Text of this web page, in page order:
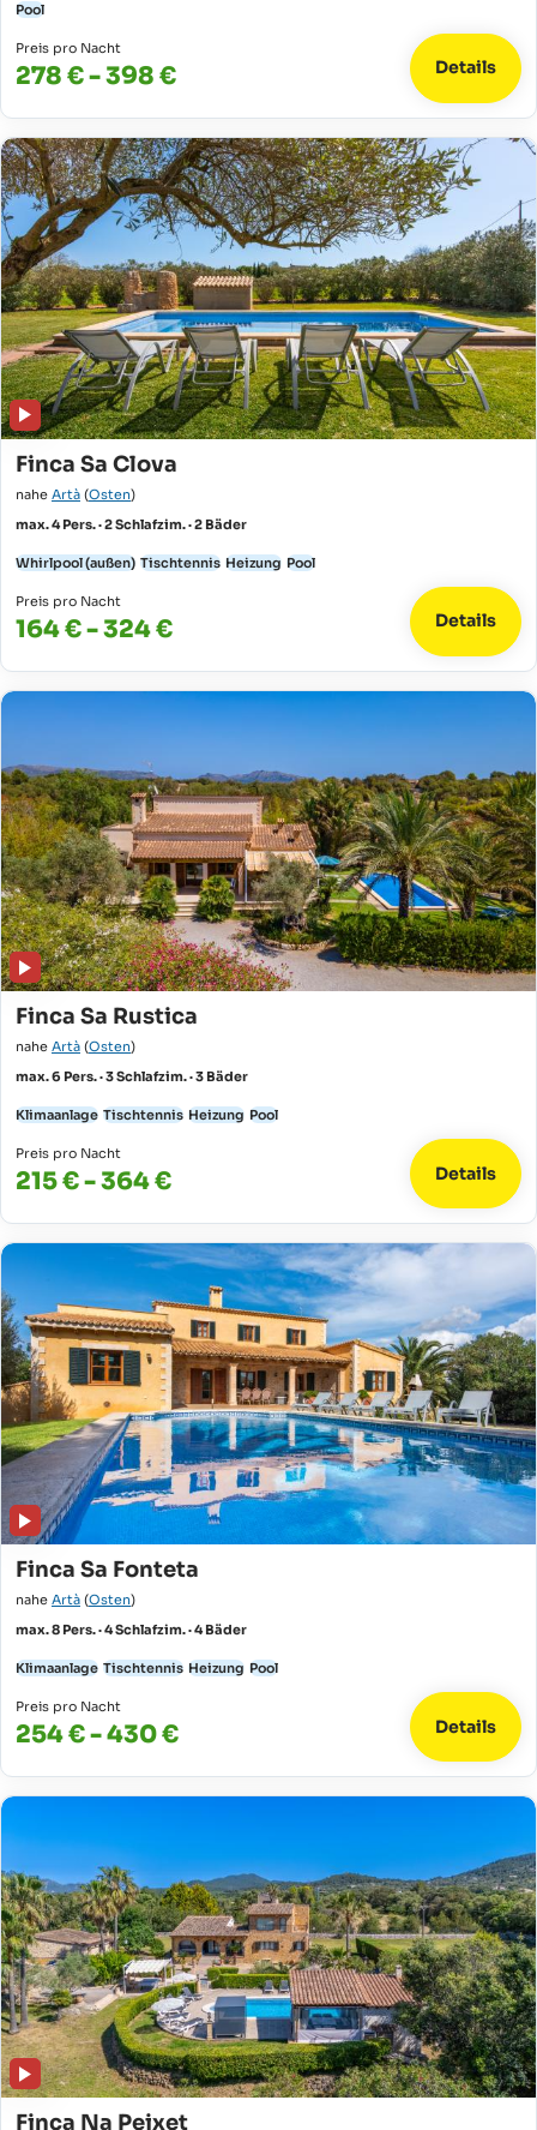
Pool
Preis pro Nacht
278 € - 398 € Details
Finca Sa Clova
nahe Artà (Osten)
max. 4 Pers. · 2 Schlafzim. · 2 Bäder
Whirlpool (außen) Tischtennis Heizung Pool
Preis pro Nacht
164 € - 324 € Details
Finca Sa Rustica
nahe Artà (Osten)
max. 6 Pers. · 3 Schlafzim. · 3 Bäder
Klimaanlage Tischtennis Heizung Pool
Preis pro Nacht
215 € - 364 € Details
Finca Sa Fonteta
nahe Artà (Osten)
max. 8 Pers. · 4 Schlafzim. · 4 Bäder
Klimaanlage Tischtennis Heizung Pool
Preis pro Nacht
254 € - 430 € Details
Finca Na Peixet